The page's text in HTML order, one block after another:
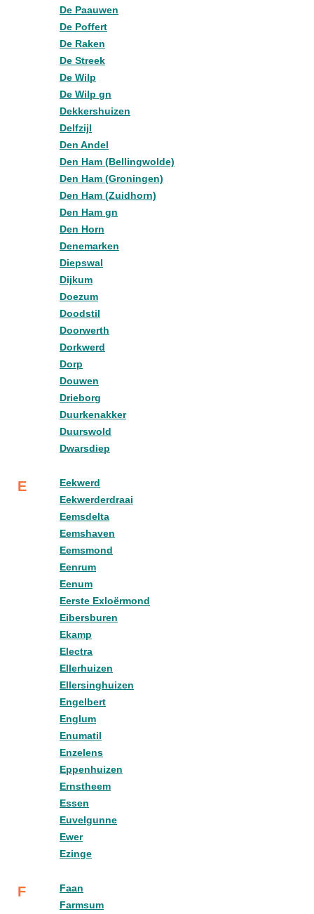
De Paauwen
De Poffert
De Raken
De Streek
De Wilp
De Wilp gn
Dekkershuizen
Delfzijl
Den Andel
Den Ham (Bellingwolde)
Den Ham (Groningen)
Den Ham (Zuidhorn)
Den Ham gn
Den Horn
Denemarken
Diepswal
Dijkum
Doezum
Doodstil
Doorwerth
Dorkwerd
Dorp
Douwen
Drieborg
Duurkenakker
Duurswold
Dwarsdiep
E
Eekwerd
Eekwerderdraai
Eemsdelta
Eemshaven
Eemsmond
Eenrum
Eenum
Eerste Exloërmond
Eibersburen
Ekamp
Electra
Ellerhuizen
Ellersinghuizen
Engelbert
Englum
Enumatil
Enzelens
Eppenhuizen
Ernstheem
Essen
Euvelgunne
Ewer
Ezinge
F
Faan
Farmsum